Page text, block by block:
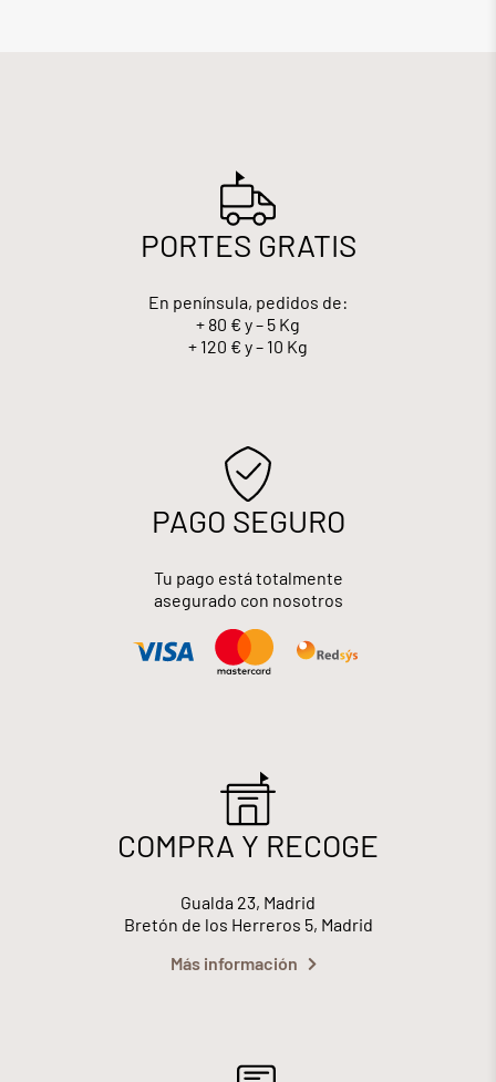
PORTES GRATIS
En península, pedidos de:
+ 80 € y – 5 Kg
+ 120 € y – 10 Kg
PAGO SEGURO
Tu pago está totalmente
asegurado con nosotros
COMPRA Y RECOGE
Gualda 23, Madrid
Bretón de los Herreros 5, Madrid
Más información